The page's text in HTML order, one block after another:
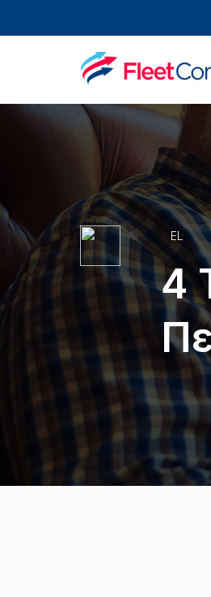
EL
4